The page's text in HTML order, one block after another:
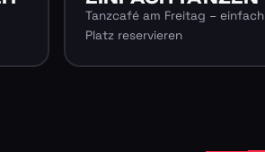
Tanzcafé am Freitag – einfach
Platz reservieren